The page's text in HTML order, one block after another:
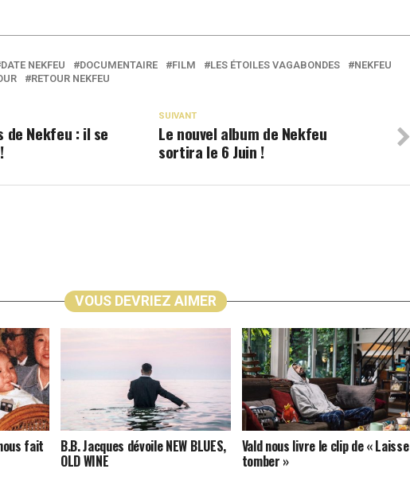
DATE NEKFEU DOCUMENTAIRE FILM LES ÉTOILES VAGABONDES
NEKFEU
RETOUR NEKFEU
SUIVANT
Le nouvel album de Nekfeu
sortira le 6 Juin !
de Nekfeu : il se
VOUS DEVRIEZ AIMER
fait B.B. Jacques dévoile NEW BLUES,
OLD WINE
Vald nous livre le clip de « Laisse
tomber »